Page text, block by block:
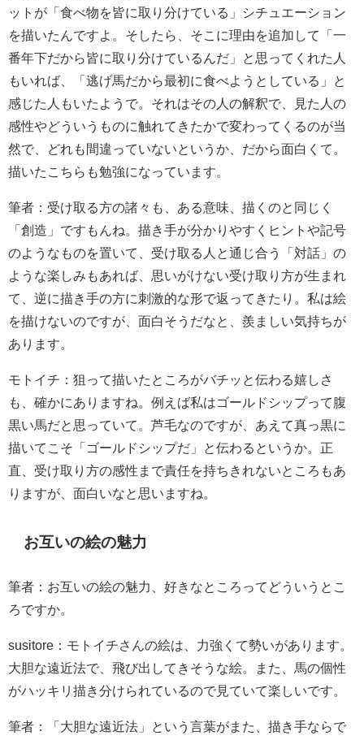
ットが「食べ物を皆に取り分けている」シチュエーション
を描いたんですよ。そしたら、そこに理由を追加して「一
番年下だから皆に取り分けているんだ」と思ってくれた人
もいれば、「逃げ馬だから最初に食べようとしている」と
感じた人もいたようで。それはその人の解釈で、見た人の
感性やどういうものに触れてきたかで変わってくるのが当
然で、どれも間違っていないというか、だから面白くて。
描いたこちらも勉強になっています。
筆者：受け取る方の諸々も、ある意味、描くのと同じく
「創造」ですもんね。描き手が分かりやすくヒントや記号
のようなものを置いて、受け取る人と通じ合う「対話」の
ような楽しみもあれば、思いがけない受け取り方が生まれ
て、逆に描き手の方に刺激的な形で返ってきたり。私は絵
を描けないのですが、面白そうだなと、羨ましい気持ちが
あります。
モトイチ：狙って描いたところがバチッと伝わる嬉しさ
も、確かにありますね。例えば私はゴールドシップって腹
黒い馬だと思っていて。芦毛なのですが、あえて真っ黒に
描いてこそ「ゴールドシップだ」と伝わるというか。正
直、受け取り方の感性まで責任を持ちきれないところもあ
りますが、面白いなと思いますね。
お互いの絵の魅力
筆者：お互いの絵の魅力、好きなところってどういうとこ
ろですか。
susitore：モトイチさんの絵は、力強くて勢いがあります。
大胆な遠近法で、飛び出してきそうな絵。また、馬の個性
がハッキリ描き分けられているので見ていて楽しいです。
筆者：「大胆な遠近法」という言葉がまた、描き手ならで